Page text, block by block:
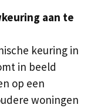
aan te
keuring in
in beeld
op een
woningen